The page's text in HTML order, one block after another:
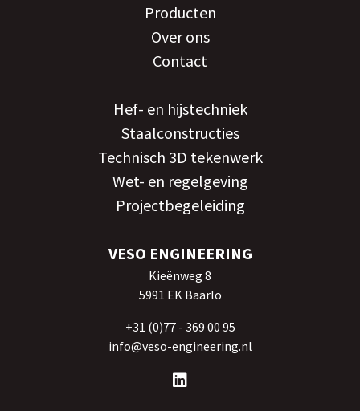
Producten
Over ons
Contact
Hef- en hijstechniek
Staalconstructies
Technisch 3D tekenwerk
Wet- en regelgeving
Projectbegeleiding
VESO ENGINEERING
Kieënweg 8
5991 EK Baarlo
+31 (0)77 - 369 00 95
info@veso-engineering.nl